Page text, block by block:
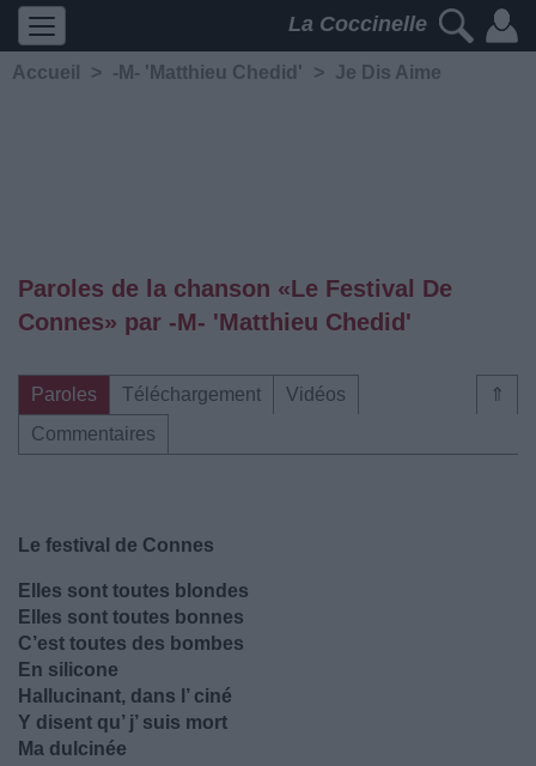
La Coccinelle
Accueil > -M- 'Matthieu Chedid' > Je Dis Aime
Paroles de la chanson «Le Festival De
Connes» par -M- 'Matthieu Chedid'
⇑
Paroles Téléchargement
Vidéos
Commentaires
Le festival de Connes
Elles sont toutes blondes
Elles sont toutes bonnes
C’est toutes des bombes
En silicone
Hallucinant, dans l’ ciné
Y disent qu’ j’ suis mort
Ma dulcinée